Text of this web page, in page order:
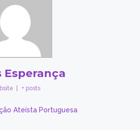
Esperança
+ posts
Ateísta Portuguesa